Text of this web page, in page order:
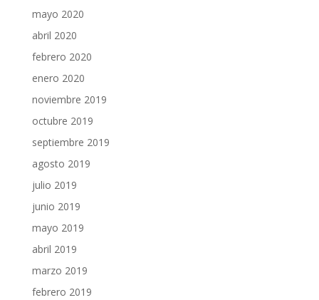
mayo 2020
abril 2020
febrero 2020
enero 2020
noviembre 2019
octubre 2019
septiembre 2019
agosto 2019
julio 2019
junio 2019
mayo 2019
abril 2019
marzo 2019
febrero 2019